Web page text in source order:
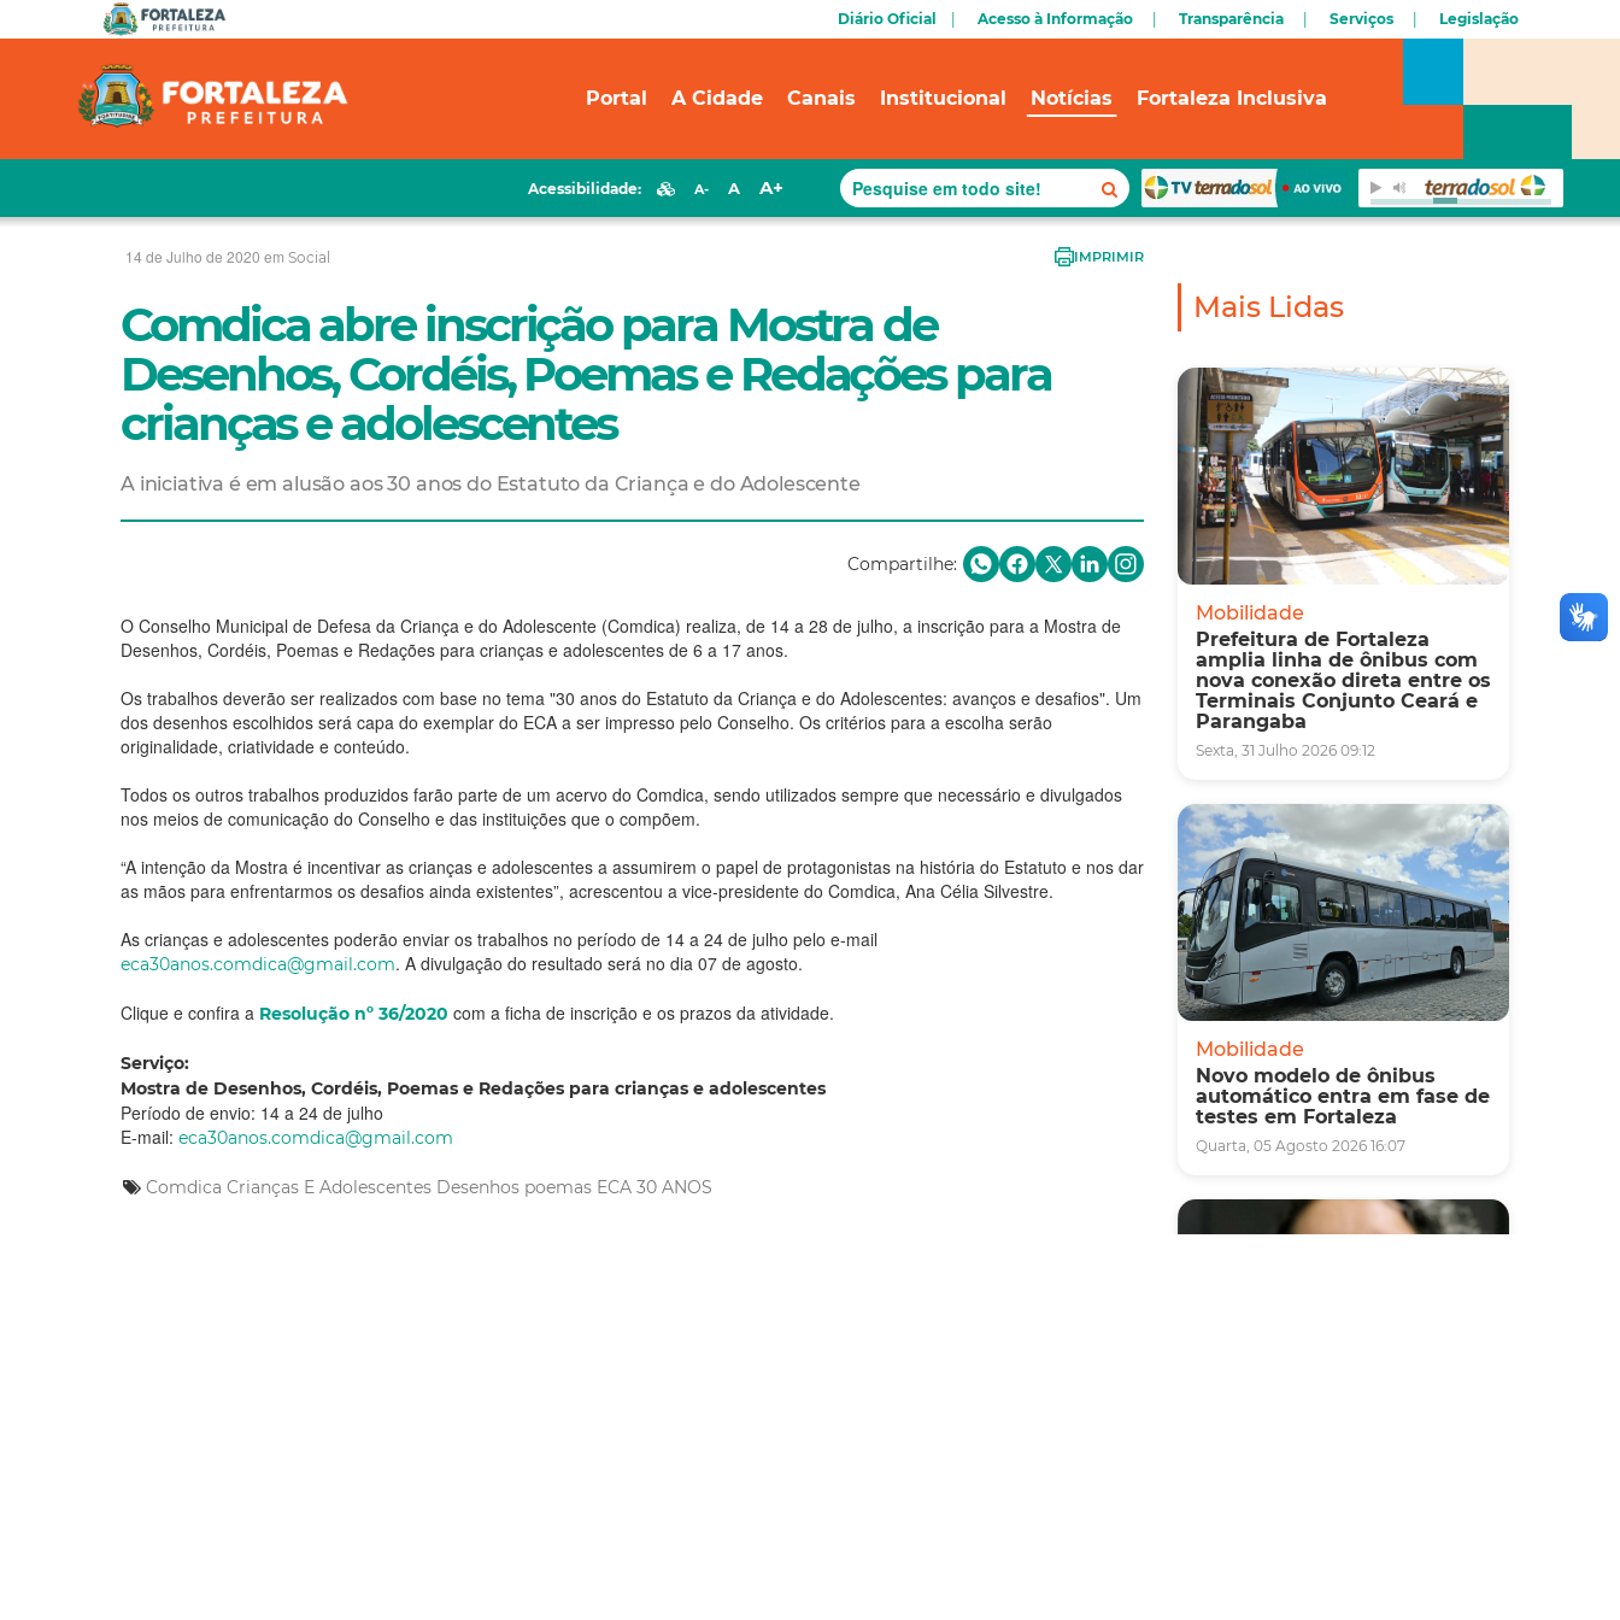
Diário Oficial Acesso à Informação Transparência Serviços Legislação
Portal A Cidade Canais Institucional Notícias Fortaleza Inclusiva
Acessibilidade: A- A A+
14 de Julho de 2020 em Social IMPRIMIR
Comdica abre inscrição para Mostra de
Desenhos, Cordéis, Poemas e Redações para
crianças e adolescentes
A iniciativa é em alusão aos 30 anos do Estatuto da Criança e do Adolescente
Compartilhe:
O Conselho Municipal de Defesa da Criança e do Adolescente (Comdica) realiza, de 14 a 28 de julho, a inscrição para a Mostra de
Desenhos, Cordéis, Poemas e Redações para crianças e adolescentes de 6 a 17 anos.
Os trabalhos deverão ser realizados com base no tema "30 anos do Estatuto da Criança e do Adolescentes: avanços e desafios". Um
dos desenhos escolhidos será capa do exemplar do ECA a ser impresso pelo Conselho. Os critérios para a escolha serão
originalidade, criatividade e conteúdo.
Todos os outros trabalhos produzidos farão parte de um acervo do Comdica, sendo utilizados sempre que necessário e divulgados
nos meios de comunicação do Conselho e das instituições que o compõem.
“A intenção da Mostra é incentivar as crianças e adolescentes a assumirem o papel de protagonistas na história do Estatuto e nos dar
as mãos para enfrentarmos os desafios ainda existentes”, acrescentou a vice-presidente do Comdica, Ana Célia Silvestre.
As crianças e adolescentes poderão enviar os trabalhos no período de 14 a 24 de julho pelo e-mail
eca30anos.comdica@gmail.com. A divulgação do resultado será no dia 07 de agosto.
Clique e confira a Resolução nº 36/2020 com a ficha de inscrição e os prazos da atividade.
Serviço:
Mostra de Desenhos, Cordéis, Poemas e Redações para crianças e adolescentes
Período de envio: 14 a 24 de julho
E-mail: eca30anos.comdica@gmail.com
Comdica Crianças E Adolescentes Desenhos poemas ECA 30 ANOS
Mais Lidas
Mobilidade
Prefeitura de Fortaleza
amplia linha de ônibus com
nova conexão direta entre os
Terminais Conjunto Ceará e
Parangaba
Sexta, 31 Julho 2026 09:12
Mobilidade
Novo modelo de ônibus
automático entra em fase de
testes em Fortaleza
Quarta, 05 Agosto 2026 16:07